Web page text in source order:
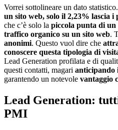
Vorrei sottolineare un dato statistico.
un sito web, solo il 2,23% lascia
che c’è solo la piccola punta di un
traffico organico su un sito web.
anonimi. Questo vuol dire che
conoscere questa tipologia di
Lead Generation profilata e di
questi contatti, magari anticipando
garantendo un notevole vantaggio
Lead Generation:
PMI